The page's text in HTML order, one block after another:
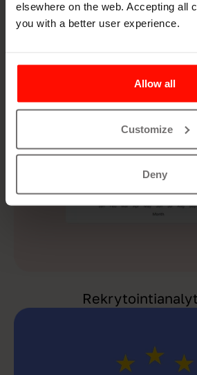
elsewhere on the web. Accepting all
you with a better user experience.
Allow all
Customize
Deny